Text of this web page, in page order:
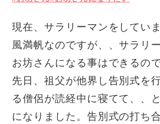
現在、サラリーマンをしてい
風満帆なのですが、、サラリ
お坊さんになる事はできるの
先日、祖父が他界し告別式を
る僧侶が読経中に寝てて、、
になりました。告別式の打ち